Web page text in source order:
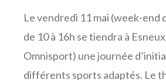
Le vendredi 11 mai (week-end
de 10 à 16h se tiendra à
Omnisport) une journée
différents sports adaptés. Le